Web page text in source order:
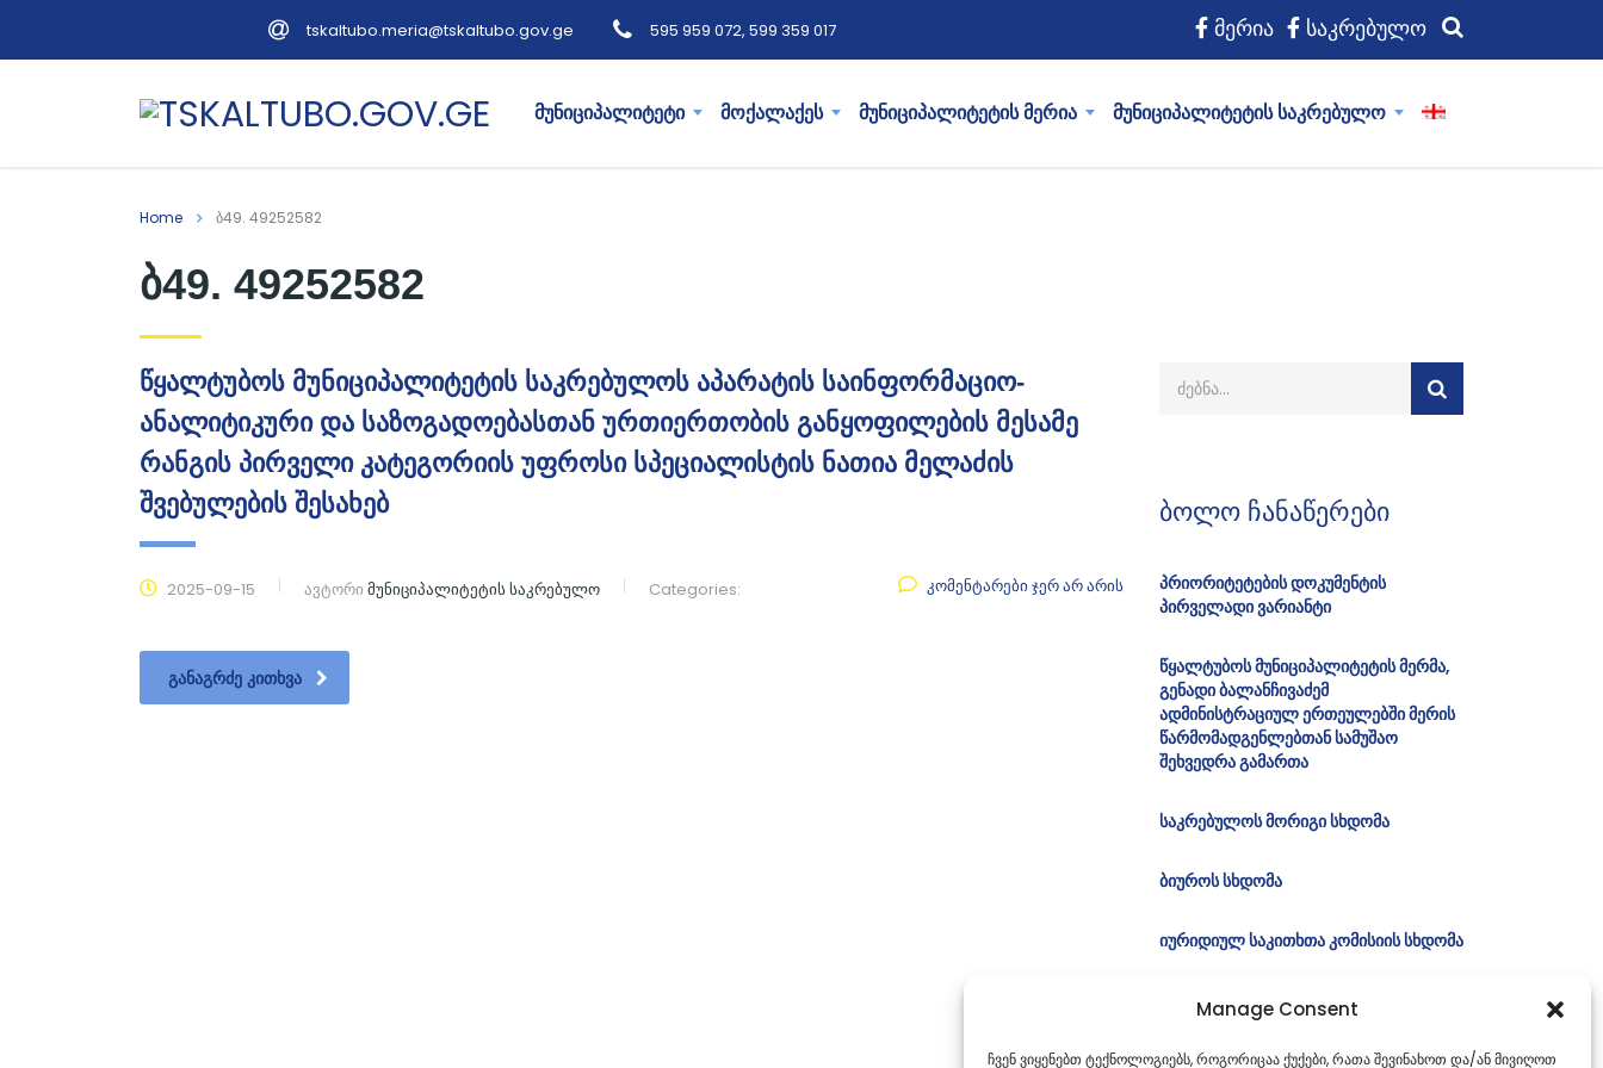
Manage Consent
ჩვენ ვიყენებთ ტექნოლოგიებს, როგორიცაა ქუქები, რათა შევინახოთ და/ან მივიღოთ
tskaltubo.meria@tskaltubo.gov.ge 595 959 072, 599 359 017 მერია საკრებულო
მუნიციპალიტეტი მოქალაქეს მუნიციპალიტეტის მერია მუნიციპალიტეტის საკრებულო
Home ბ49. 49252582
ბ49. 49252582
წყალტუბოს მუნიციპალიტეტის საკრებულოს აპარატის საინფორმაციო-
ანალიტიკური და საზოგადოებასთან ურთიერთობის განყოფილების მესამე
რანგის პირველი კატეგორიის უფროსი სპეციალისტის ნათია მელაძის
შვებულების შესახებ
2025-09-15 ავტორი მუნიციპალიტეტის საკრებულო Categories: კომენტარები ჯერ არ არის
ᲒᲐᲜᲐᲒᲠᲫᲔ ᲙᲘᲗᲮᲕᲐ
ბოლო ჩანაწერები
პრიორიტეტების დოკუმენტის
პირველადი ვარიანტი
წყალტუბოს მუნიციპალიტეტის მერმა,
გენადი ბალანჩივაძემ
ადმინისტრაციულ ერთეულებში მერის
წარმომადგენლებთან სამუშაო
შეხვედრა გამართა
საკრებულოს მორიგი სხდომა
ბიუროს სხდომა
იურიდიულ საკითხთა კომისიის სხდომა